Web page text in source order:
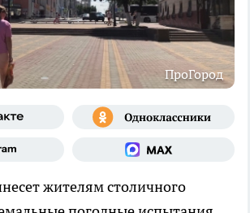
ПроГород
жителям столичного